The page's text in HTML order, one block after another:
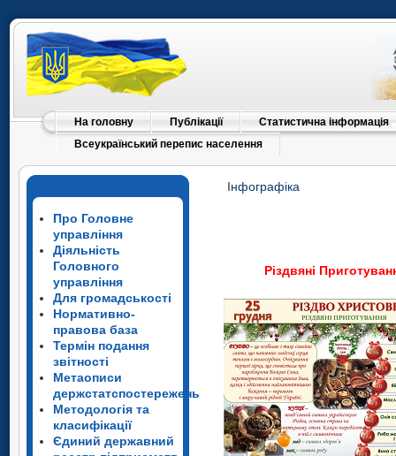
На головну Публікації
Статистична інформація
Всеукраїнський перепис населення
Про Головне
управління
Діяльність
Головного
управління
Для громадськості
Нормативно-
правова база
Термін подання
звітності
Метаописи
держстатспостережень
Методологія та
класифікації
Єдиний державний
Інфографіка
Різдвяні